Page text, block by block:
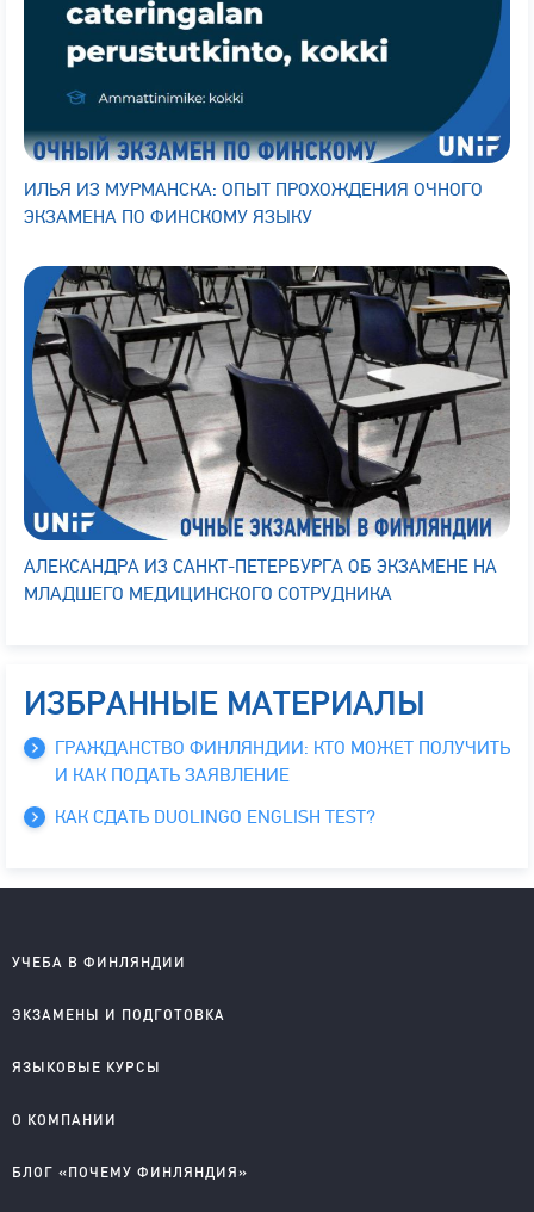
ИЛЬЯ ИЗ МУРМАНСКА: ОПЫТ ПРОХОЖДЕНИЯ ОЧНОГО
ЭКЗАМЕНА ПО ФИНСКОМУ ЯЗЫКУ
АЛЕКСАНДРА ИЗ САНКТ-ПЕТЕРБУРГА ОБ ЭКЗАМЕНЕ НА
МЛАДШЕГО МЕДИЦИНСКОГО СОТРУДНИКА
ИЗБРАННЫЕ МАТЕРИАЛЫ
ГРАЖДАНСТВО ФИНЛЯНДИИ: КТО МОЖЕТ ПОЛУЧИТЬ
И КАК ПОДАТЬ ЗАЯВЛЕНИЕ
КАК СДАТЬ DUOLINGO ENGLISH TEST?
УЧЕБА В ФИНЛЯНДИИ
Колледжи на английском
Колледжи на финском
ЭКЗАМЕНЫ И ПОДГОТОВКА
YKI подготовка и регистрация
ЯЗЫКОВЫЕ КУРСЫ
Английский для школьников
Английский для взрослых
О КОМПАНИИ
Правовые документы
БЛОГ «ПОЧЕМУ ФИНЛЯНДИЯ»